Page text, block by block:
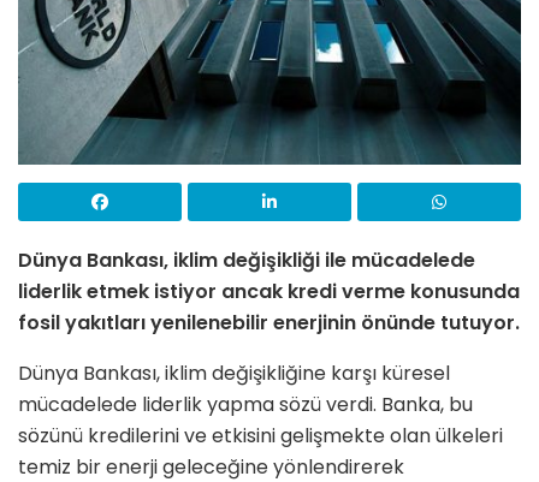
Dünya Bankası, iklim değişikliği ile mücadelede
liderlik etmek istiyor ancak kredi verme konusunda
fosil yakıtları yenilenebilir enerjinin önünde tutuyor.
Dünya Bankası, iklim değişikliğine karşı küresel
mücadelede liderlik yapma sözü verdi. Banka, bu
sözünü kredilerini ve etkisini gelişmekte olan ülkeleri
temiz bir enerji geleceğine yönlendirerek